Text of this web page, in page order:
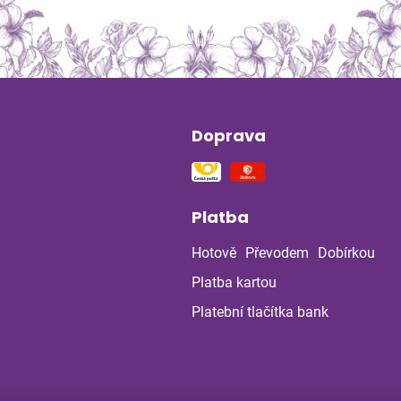
Doprava
Platba
Hotově Převodem
Dobírkou
Platba kartou
Platební tlačítka bank